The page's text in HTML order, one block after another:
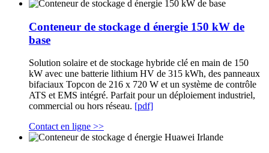
Conteneur de stockage d énergie 150 kW de
base
Solution solaire et de stockage hybride clé en main de 150
kW avec une batterie lithium HV de 315 kWh, des panneaux
bifaciaux Topcon de 216 x 720 W et un système de contrôle
ATS et EMS intégré. Parfait pour un déploiement industriel,
commercial ou hors réseau. [pdf]
Contact en ligne >>